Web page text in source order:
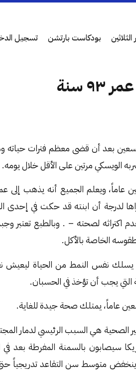
بودكاست بارتشن تسجيل
سنة
بعد أن قضى معظم فترات حياته
الويسكي مرتين على الأقل خلال يومه.
عاماً، ويعلم الجميع أنه يذهب
لدرجة أن ابنته قد حكت في إحدى
اكتراثه لصحته – . وبالطبع تعتبر
الخاصة بالأكل.
نفس النمط من الحياة ليعيش نفس
التي يجب أن تؤخذ في الحسبان.
عاماً، يمتلك صحة جيدة للغاية.
الصحية هي السبب الرئيسي لدمار
سيصابون بالسمنة المفرطة بعد
متوسط سن التقاعد تدريجياً